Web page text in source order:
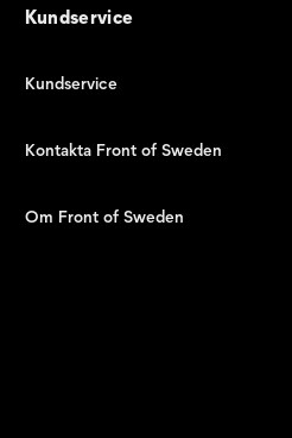
Kundservice
Kundservice
Kontakta Front of Sweden
Om Front of Sweden